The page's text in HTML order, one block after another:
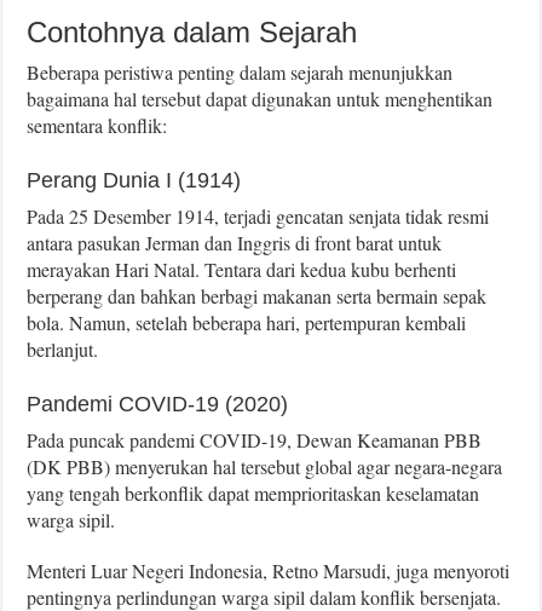
Contohnya dalam Sejarah
Beberapa peristiwa penting dalam sejarah menunjukkan
bagaimana hal tersebut dapat digunakan untuk menghentikan
sementara konflik:
Perang Dunia I (1914)
Pada 25 Desember 1914, terjadi gencatan senjata tidak resmi
antara pasukan Jerman dan Inggris di front barat untuk
merayakan Hari Natal. Tentara dari kedua kubu berhenti
berperang dan bahkan berbagi makanan serta bermain sepak
bola. Namun, setelah beberapa hari, pertempuran kembali
berlanjut.
Pandemi COVID-19 (2020)
Pada puncak pandemi COVID-19, Dewan Keamanan PBB
(DK PBB) menyerukan hal tersebut global agar negara-negara
yang tengah berkonflik dapat memprioritaskan keselamatan
warga sipil.
Menteri Luar Negeri Indonesia, Retno Marsudi, juga menyoroti
pentingnya perlindungan warga sipil dalam konflik bersenjata.